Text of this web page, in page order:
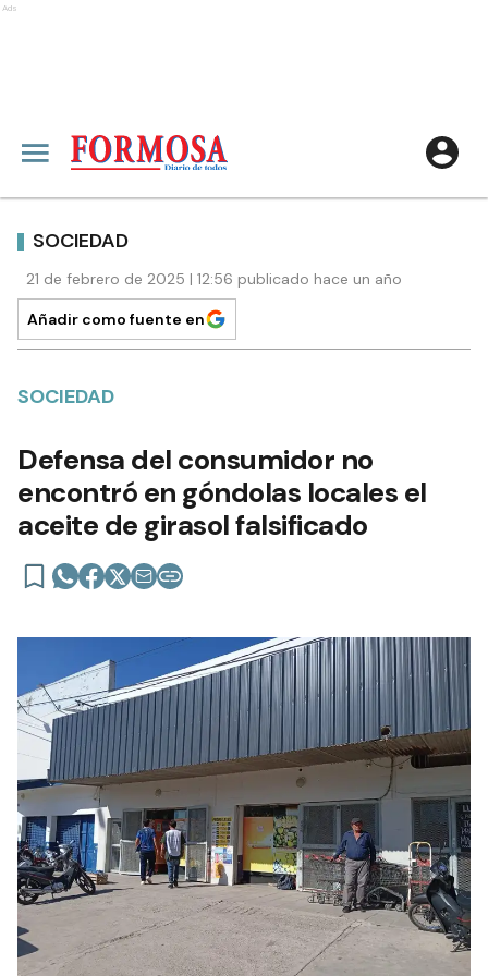
Ads
SOCIEDAD
21 de febrero de 2025 | 12:56 publicado hace un año
Añadir como fuente en
SOCIEDAD
Defensa del consumidor no
encontró en góndolas locales el
aceite de girasol falsificado